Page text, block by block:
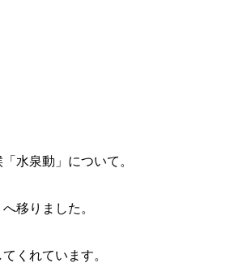
水泉動」について。
移りました。
くれています。